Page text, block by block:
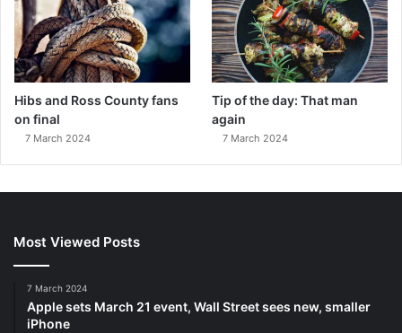
Hibs and Ross County fans
on final
7 March 2024
Tip of the day: That man
again
7 March 2024
Most Viewed Posts
7 March 2024
Apple sets March 21 event, Wall Street sees new, smaller
iPhone